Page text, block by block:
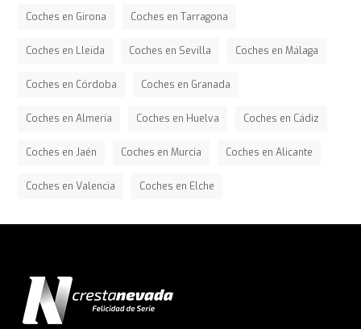
Coches en Girona Coches en Tarragona
Coches en Lleida Coches en Sevilla Coches en Málaga
Coches en Córdoba Coches en Granada
Coches en Almería Coches en Huelva Coches en Cádiz
Coches en Jaén Coches en Murcia Coches en Alicante
Coches en Valencia Coches en Elche